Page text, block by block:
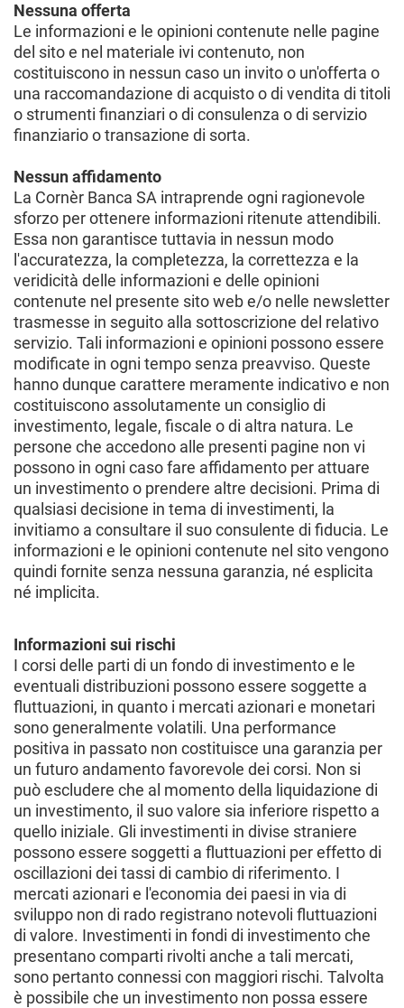
Nessuna offerta
Le informazioni e le opinioni contenute nelle pagine
del sito e nel materiale ivi contenuto, non
costituiscono in nessun caso un invito o un'offerta o
una raccomandazione di acquisto o di vendita di titoli
o strumenti finanziari o di consulenza o di servizio
finanziario o transazione di sorta.
Nessun affidamento
La Cornèr Banca SA intraprende ogni ragionevole
sforzo per ottenere informazioni ritenute attendibili.
Essa non garantisce tuttavia in nessun modo
l'accuratezza, la completezza, la correttezza e la
veridicità delle informazioni e delle opinioni
contenute nel presente sito web e/o nelle newsletter
trasmesse in seguito alla sottoscrizione del relativo
servizio. Tali informazioni e opinioni possono essere
modificate in ogni tempo senza preavviso. Queste
hanno dunque carattere meramente indicativo e non
costituiscono assolutamente un consiglio di
investimento, legale, fiscale o di altra natura. Le
persone che accedono alle presenti pagine non vi
possono in ogni caso fare affidamento per attuare
un investimento o prendere altre decisioni. Prima di
qualsiasi decisione in tema di investimenti, la
invitiamo a consultare il suo consulente di fiducia. Le
informazioni e le opinioni contenute nel sito vengono
quindi fornite senza nessuna garanzia, né esplicita
né implicita.
Informazioni sui rischi
I corsi delle parti di un fondo di investimento e le
eventuali distribuzioni possono essere soggette a
fluttuazioni, in quanto i mercati azionari e monetari
sono generalmente volatili. Una performance
positiva in passato non costituisce una garanzia per
un futuro andamento favorevole dei corsi. Non si
può escludere che al momento della liquidazione di
un investimento, il suo valore sia inferiore rispetto a
quello iniziale. Gli investimenti in divise straniere
possono essere soggetti a fluttuazioni per effetto di
oscillazioni dei tassi di cambio di riferimento. I
mercati azionari e l'economia dei paesi in via di
sviluppo non di rado registrano notevoli fluttuazioni
di valore. Investimenti in fondi di investimento che
presentano comparti rivolti anche a tali mercati,
sono pertanto connessi con maggiori rischi. Talvolta
è possibile che un investimento non possa essere